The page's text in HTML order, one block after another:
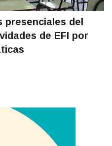
presenciales del
de EFI por